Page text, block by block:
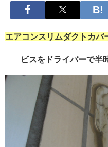
エアコンスリムダクトカバ
ビスをドライバーで半